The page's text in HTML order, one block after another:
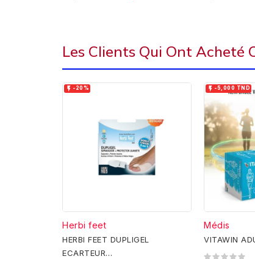
Les Clients Qui Ont Acheté
 -20%
Herbi feet
HERBI FEET DUPLIGEL
ECARTEUR
 -5,000 TND
Médis
VITAWIN